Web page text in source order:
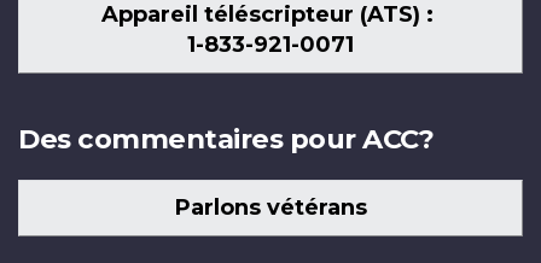
Appareil téléscripteur (ATS) :
1-833-921-0071
Des commentaires pour ACC?
Parlons vétérans